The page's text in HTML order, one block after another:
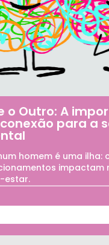
o Outro: A
para a
homem é uma ilha:
impactam
estar.